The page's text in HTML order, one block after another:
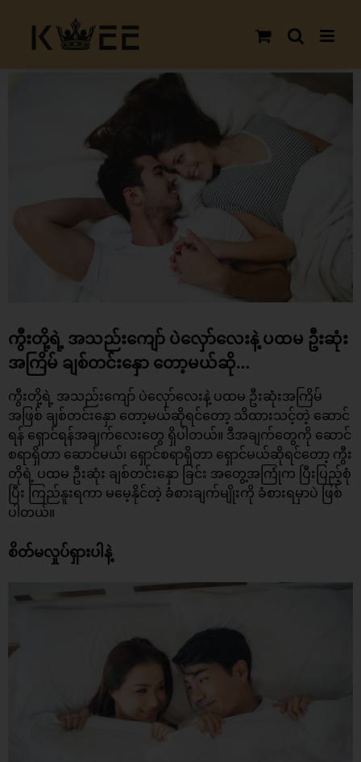
content
ကွီးတို့ရဲ့ အသည်းကျော် ပဲလှော်လေးနဲ့ ပထမ ဦးဆုံး
အကြိမ် ချစ်တင်းနှော တော့မယ်ဆို…
ကွီးတို့ရဲ့ အသည်းကျော် ပဲလှော်လေးနဲ့ ပထမ ဦးဆုံးအကြိမ်
အဖြစ် ချစ်တင်းနှော တော့မယ်ဆိုရင်တော့ သိထားသင့်တဲ့ ဆောင်
ရန် ရှောင်ရန်အချက်လေးတွေ ရှိပါတယ်။ ဒီအချက်တွေကို ဆောင်
စရာရှိတာ ဆောင်မယ်၊ ရှောင်စရာရှိတာ ရှောင်မယ်ဆိုရင်တော့ ကွီး
တိုရဲ့ ပထမ ဦးဆုံး ချစ်တင်းနှော ခြင်း အတွေ့အကြုံက ပြီးပြည့်စုံ
ပြီး ကြည်နူးရကာ မမေ့နိုင်တဲ့ ခံစားချက်မျိုးကို ခံစားရမှာပဲ ဖြစ်
ပါတယ်။​
စိတ်မလှုပ်ရှားပါနဲ့